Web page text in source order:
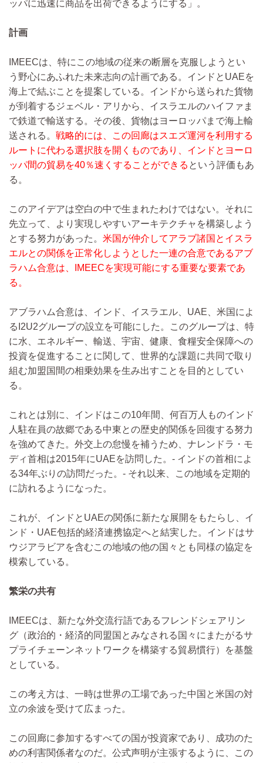
ッパに迅速に商品を出荷できるようにする」。
計画
IMEECは、特にこの地域の従来の断層を克服しようとい
う野心にあふれた未来志向の計画である。インドとUAEを
海上で結ぶことを提案している。インドから送られた貨物
が到着するジェベル・アリから、イスラエルのハイファま
で鉄道で輸送する。その後、貨物はヨーロッパまで海上輸
送される。 戦略的には、この回廊はスエズ運河を利用する
ルートに代わる選択肢を開くものであり、インドとヨーロ
ッパ間の貿易を40％速くすることができる という評価もあ
る。
このアイデアは空白の中で生まれたわけではない。それに
先立って、より実現しやすいアーキテクチャを構築しよう
とする努力があった。 米国が仲介してアラブ諸国とイスラ
エルとの関係を正常化しようとした一連の合意であるアブ
ラハム合意は、IMEECを実現可能にする重要な要素であ
る。
アブラハム合意は、インド、イスラエル、UAE、米国によ
るI2U2グループの設立を可能にした。このグループは、特
に水、エネルギー、輸送、宇宙、健康、食糧安全保障への
投資を促進することに関して、世界的な課題に共同で取り
組む加盟国間の相乗効果を生み出すことを目的としてい
る。
これとは別に、インドはこの10年間、何百万人ものインド
人駐在員の故郷である中東との歴史的関係を回復する努力
を強めてきた。外交上の怠慢を補うため、ナレンドラ・モ
ディ首相は2015年にUAEを訪問した。- インドの首相によ
る34年ぶりの訪問だった。- それ以来、この地域を定期的
に訪れるようになった。
これが、インドとUAEの関係に新たな展開をもたらし、イ
ンド・UAE包括的経済連携協定へと結実した。インドはサ
ウジアラビアを含むこの地域の他の国々とも同様の協定を
模索している。
繁栄の共有
IMEECは、新たな外交流行語であるフレンドシェアリン
グ（政治的・経済的同盟国とみなされる国々にまたがるサ
プライチェーンネットワークを構築する貿易慣行）を基盤
としている。
この考え方は、一時は世界の工場であった中国と米国の対
立の余波を受けて広まった。
この回廊に参加するすべての国が投資家であり、成功のた
めの利害関係者なのだ。公式声明が主張するように、この